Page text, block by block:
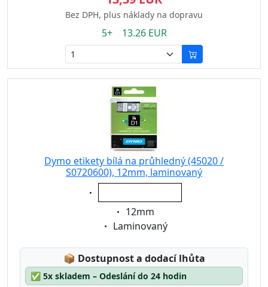
Bez DPH, plus náklady na dopravu
5+ 13.26 EUR
Dymo etikety bílá na průhledný (45020 /
S0720600), 12mm, laminovaný
Eigenschaft:
Eigenschaft:
12mm
Eigenschaft:
Laminovaný
📦 Lagerstatus:
Dostupnost a dodací lhůta
✅ 5x skladem – Odeslání do 24 hodin